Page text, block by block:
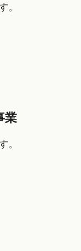
。
業
。